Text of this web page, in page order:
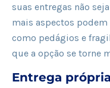
suas entregas não
mais aspectos
como pedágios e
que a opção se torne
Entrega própria